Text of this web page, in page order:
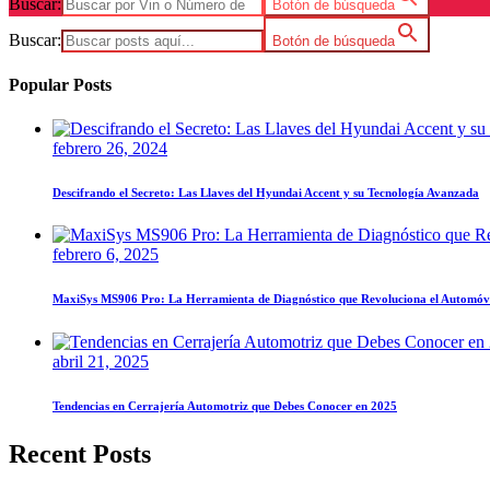
Buscar: Botón de búsqueda
Buscar: Botón de búsqueda
Popular Posts
febrero 26, 2024
Descifrando el Secreto: Las Llaves del Hyundai Accent y su Tecnología Avanzada
febrero 6, 2025
MaxiSys MS906 Pro: La Herramienta de Diagnóstico que Revoluciona el
abril 21, 2025
Tendencias en Cerrajería Automotriz que Debes Conocer en 2025
Recent Posts